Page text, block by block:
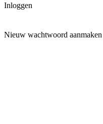
Inloggen
Nieuw wachtwoord aanmaken